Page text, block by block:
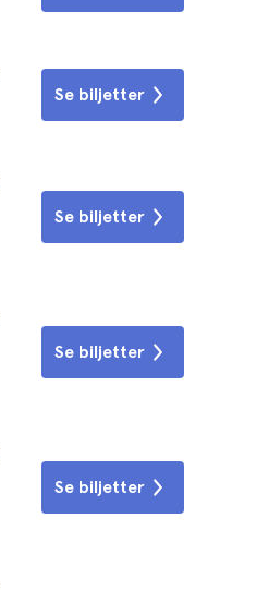
Se biljetter
Se biljetter
Se biljetter
Se biljetter